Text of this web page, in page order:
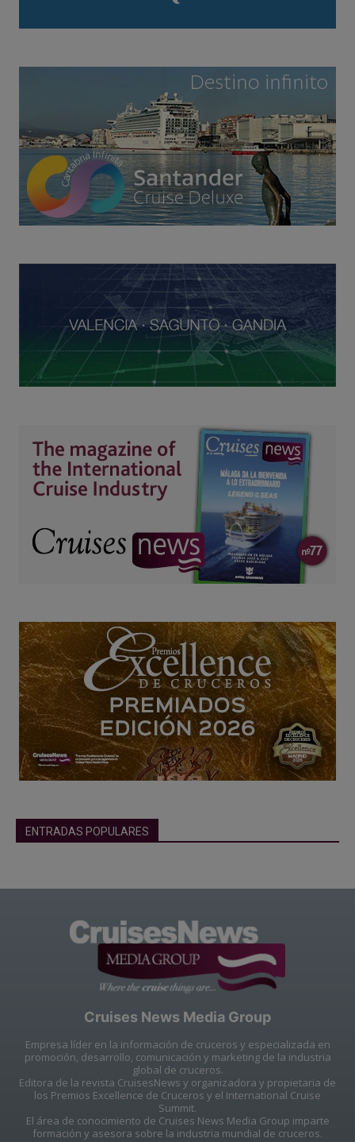
ENTRADAS POPULARES
Cruises News Media Group
Empresa líder en la información de cruceros y especializada en
promoción, desarrollo, comunicación y marketing de la industria
global de cruceros.
Editora de la revista CruisesNews y organizadora y propietaria de
los Premios Excellence de Cruceros y el International Cruise
Summit.
El área de conocimiento de Cruises News Media Group imparte
formación y asesora sobre la industria mundial de cruceros.